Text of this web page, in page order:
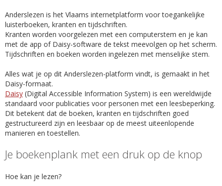
Anderslezen is het Vlaams internetplatform voor toegankelijke
luisterboeken, kranten en tijdschriften.
Kranten worden voorgelezen met een computerstem en je kan
met de app of Daisy-software de tekst meevolgen op het scherm.
Tijdschriften en boeken worden ingelezen met menselijke stem.
Alles wat je op dit Anderslezen-platform vindt, is gemaakt in het
Daisy-formaat.
Daisy (Digital Accessible Information System) is een wereldwijde
standaard voor publicaties voor personen met een leesbeperking.
Dit betekent dat de boeken, kranten en tijdschriften goed
gestructureerd zijn en leesbaar op de meest uiteenlopende
manieren en toestellen.
Je boekenplank met een druk op de knop
Hoe kan je lezen?